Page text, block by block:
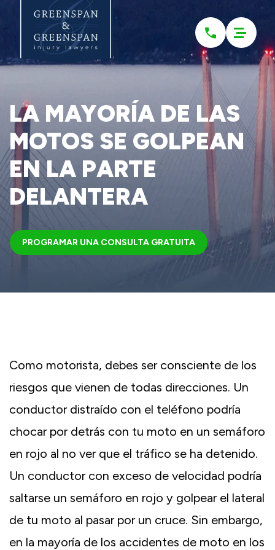
an
LA MAYORÍA DE LAS
MOTOS SE GOLPEAN
EN LA PARTE
DELANTERA
PROGRAMAR UNA CONSULTA GRATUITA
Como motorista, debes ser consciente de los
riesgos que vienen de todas direcciones. Un
conductor distraído con el teléfono podría
chocar por detrás con tu moto en un semáforo
en rojo al no ver que el tráfico se ha detenido.
Un conductor con exceso de velocidad podría
saltarse un semáforo en rojo y golpear el lateral
de tu moto al pasar por un cruce. Sin embargo,
en la mayoría de los accidentes de moto en los